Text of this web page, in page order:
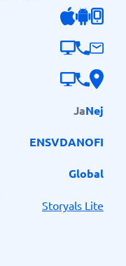
JaNej
ENSVDANOFI
Global
Storyals Lite